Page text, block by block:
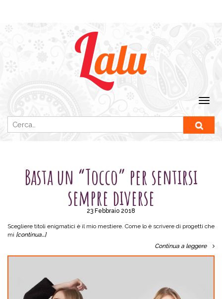
Basta un “Tocco” per sentirsi
sempre diverse
23 Febbraio 2018
Scegliere titoli enigmatici è il mio mestiere. Come lo è scrivere di progetti che
mi [continua…]
Continua a leggere